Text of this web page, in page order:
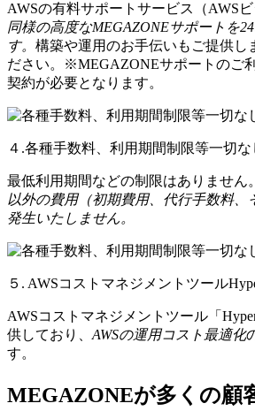
AWSの有料サポートサービス（AWS
同様の高度なMEGAZONEサポートを
す。 構築や運用のお手伝いもご提供し
ださい。※MEGAZONEサポートのご
契約が必要となります。
４.各種手数料、利用期間制限等一切な
最低利用期間などの制限はありません
以外の費用（初期費用、代行手数料、
発生いたしません。
５. AWSコストマネジメントツール
AWSコストマネジメントツール「
供しており、 AWSの運⽤コスト最適化
す。
MEGAZONEが多くの顧